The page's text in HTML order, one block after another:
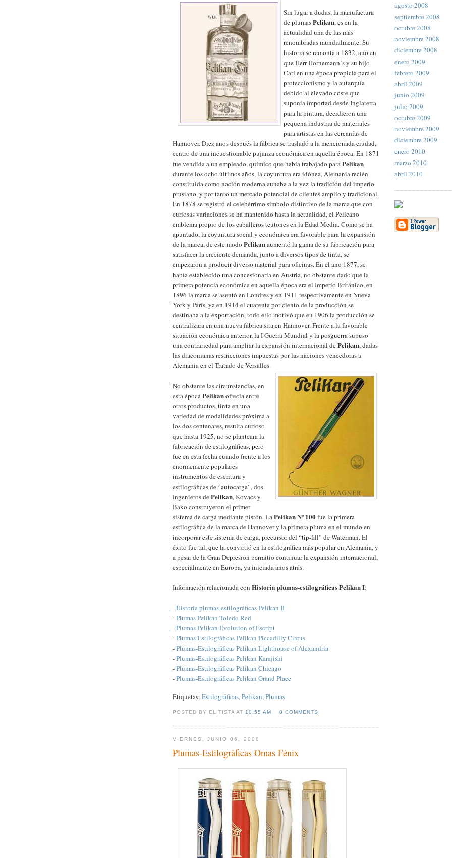
Sin lugar a dudas, la manufactura
de plumasPelikan, es en la
actualidad una de las más
renombradas mundialmente. Su
historia se remonta a 1832, año en
que Herr Hornemann´s y su hijo
Carl en una época propicia para el
proteccionismo y la autarquía
debido al elevado coste que
suponía importad desde Inglaterra
para la pintura, decidieron una
pequeña industria de materiales
para artistas en las cercanías de
Hannover. Diez años después la fábrica se trasladó a la mencionada ciudad,
centro de una incuestionable pujanza económica en aquella época. En 1871
fue vendida a un empleado, químico que había trabajado paraPelikan
durante los ocho últimos años, la coyuntura era idónea, Alemania recién
constituida como nación moderna aunaba a la vez la tradición del imperio
prusiano, y por tanto un mercado potencial de clientes amplio y tradicional.
En 1878 se registró el celebérrimo símbolo distintivo de la marca que con
curiosas variaciones se ha mantenido hasta la actualidad, el Pelícano
emblema propio de los caballeros teutones en la Edad Media. Como se ha
apuntado, la coyuntura social y económica era favorable para la expansión
de la marca, de este modo Pelikanaumentó la gama de su fabricación para
satisfacer la creciente demanda, junto a diversos tipos de tinta, se
empezaron a producir diverso material para oficinas. En el año 1877, se
había establecido una concesionaria en Austria, no obstante dado que la
primera potencia económica en aquella época era el Imperio Británico, en
1896 la marca se asentó en Londres y en 1911 respectivamente en Nueva
York y París, ya en 1914 el cuarenta por ciento de la producción se
destinaba a la exportación, todo ello motivó que en 1906 la producción se
centralizara en una nueva fábrica sita en Hannover. Frente a la favorable
situación económica anterior, la I Guerra Mundial y la posguerra supuso
una contrariedad para ampliar la expansión internacional dePelikan, dadas
las draconianas restricciones impuestas por las naciones vencedoras a
Alemania en el Tratado de Versalles.
No obstante las circunstancias, en
esta épocaPelikanofrecía entre
otros productos, tinta en una
variedad de modalidades próxima a
los dos centenares, resulta curioso
que hasta 1925, no se planteara la
fabricación de estilográficas, pero
fue en esta fecha cuando frente a los
enormemente populares
instrumentos de escritura y
estilográficas de “autocarga”, dos
ingenieros dePelikan, Kovacs y
Bako construyeron el primer
sistema de carga mediante pistón. LaPelikan Nº 100fue la primera
estilográfica de la marca de Hannover y la primera pluma en el mundo en
incorporar este sistema de carga, precursor del “tip-fill” de Waterman. El
éxito fue tal, que la convirtió en la estilográfica más popular en Alemania, y
a pesar de la Gran Depresión permitió continuar la expansión internacional,
especialmente en Europa, ya iniciada años atrás.
Información relacionada con Historia plumas-estilográficas Pelikan I:
-Historia plumas-estilográficas Pelikan II
-Plumas Pelikan Toledo Red
-Plumas Pelikan Evolution of Escript
-Plumas-Estilográficas Pelikan Piccadilly Circus
-Plumas-Estilográficas Pelikan Lighthouse of Alexandria
-Plumas-Estilográficas Pelikan Karajishi
-Plumas-Estilográficas Pelikan Chicago
-Plumas-Estilográficas Pelikan Grand Place
Etiquetas: Estilográficas,Pelikan,Plumas
POSTED BY ELITISTA AT10:55 AM 0 COMMENTS
VIERNES, JUNIO 06, 2008
Plumas-Estilográficas Omas Fénix
agosto 2008
septiembre 2008
octubre 2008
noviembre 2008
diciembre 2008
enero 2009
febrero 2009
abril 2009
junio 2009
julio 2009
octubre 2009
noviembre 2009
diciembre 2009
enero 2010
marzo 2010
abril 2010